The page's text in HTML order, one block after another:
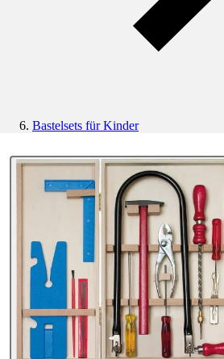
Bastelsets für Kinder